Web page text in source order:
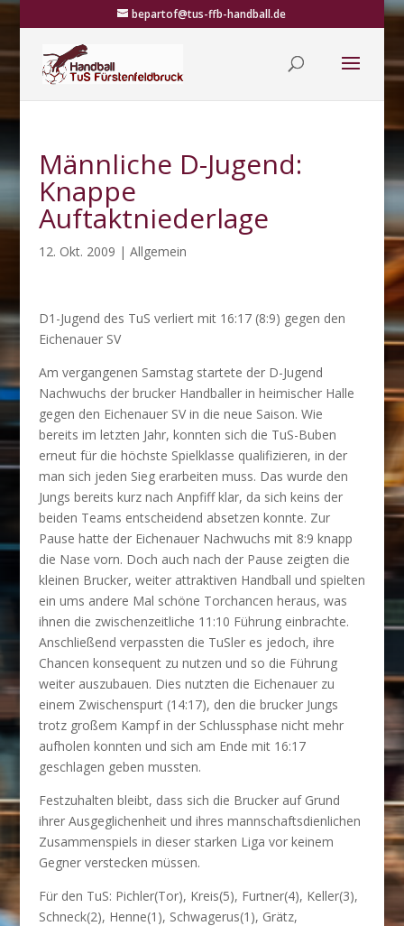
bepartof@tus-ffb-handball.de
Männliche D-Jugend:
Knappe
Auftaktniederlage
12. Okt. 2009 | Allgemein
D1-Jugend des TuS verliert mit 16:17 (8:9) gegen den
Eichenauer SV
Am vergangenen Samstag startete der D-Jugend
Nachwuchs der brucker Handballer in heimischer Halle
gegen den Eichenauer SV in die neue Saison. Wie
bereits im letzten Jahr, konnten sich die TuS-Buben
erneut für die höchste Spielklasse qualifizieren, in der
man sich jeden Sieg erarbeiten muss. Das wurde den
Jungs bereits kurz nach Anpfiff klar, da sich keins der
beiden Teams entscheidend absetzen konnte. Zur
Pause hatte der Eichenauer Nachwuchs mit 8:9 knapp
die Nase vorn. Doch auch nach der Pause zeigten die
kleinen Brucker, weiter attraktiven Handball und spielten
ein ums andere Mal schöne Torchancen heraus, was
ihnen die zwischenzeitliche 11:10 Führung einbrachte.
Anschließend verpassten die TuSler es jedoch, ihre
Chancen konsequent zu nutzen und so die Führung
weiter auszubauen. Dies nutzten die Eichenauer zu
einem Zwischenspurt (14:17), den die brucker Jungs
trotz großem Kampf in der Schlussphase nicht mehr
aufholen konnten und sich am Ende mit 16:17
geschlagen geben mussten.
Festzuhalten bleibt, dass sich die Brucker auf Grund
ihrer Ausgeglichenheit und ihres mannschaftsdienlichen
Zusammenspiels in dieser starken Liga vor keinem
Gegner verstecken müssen.
Für den TuS: Pichler(Tor), Kreis(5), Furtner(4), Keller(3),
Schneck(2), Henne(1), Schwagerus(1), Grätz,